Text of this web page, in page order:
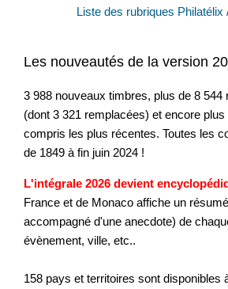
Liste des rubriques Philatélix
Les nouveautés de la version
3 988 nouveaux timbres, plus de 8 544
(dont 3 321 remplacées) et encore
compris les plus récentes. Toutes les
de 1849 à fin juin 2024 !
L'intégrale 2026 devient
France et de Monaco affiche un
accompagné d'une anecdote) de
évènement, ville, etc..
158 pays et territoires sont disponibles